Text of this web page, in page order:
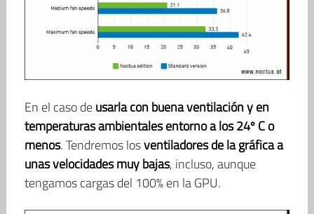
En el caso deusarla con buena ventilación y en
temperaturas ambientales entorno a los 24º C o
menos. Tendremos losventiladores de la gráfica a
unas velocidades muy bajas, incluso, aunque
tengamos cargas del 100% en la GPU.